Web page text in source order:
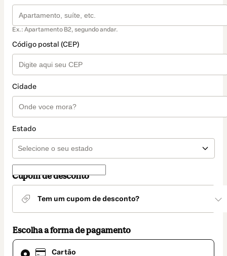
Ex.: Apartamento B2, segundo andar.
Código postal (CEP)
Cidade
Estado
Cupom de desconto
Tem um cupom de desconto?
Escolha a forma de pagamento
Cartão
Cartão
selecionado